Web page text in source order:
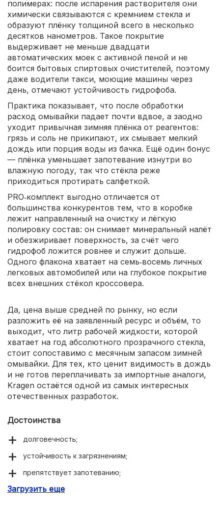
полимерах: после испарения растворителя они
химически связываются с кремнием стекла и
образуют плёнку толщиной всего в несколько
десятков нанометров. Такое покрытие
выдерживает не меньше двадцати
автоматических моек с активной пеной и не
боится бытовых спиртовых очистителей, поэтому
даже водители такси, моющие машины через
день, отмечают устойчивость гидрофоба.
Практика показывает, что после обработки
расход омывайки падает почти вдвое, а заодно
уходит привычная зимняя плёнка от реагентов:
грязь и соль не прикипают, их смывает мелкий
дождь или порция воды из бачка. Ещё один бонус
— плёнка уменьшает запотевание изнутри во
влажную погоду, так что стёкла реже
приходиться протирать салфеткой.
PRO‑комплект выгодно отличается от
большинства конкурентов тем, что в коробке
лежит направленный на очистку и лёгкую
полировку состав: он снимает минеральный налёт
и обезжиривает поверхность, за счёт чего
гидрофоб ложится ровнее и служит дольше.
Одного флакона хватает на семь‑восемь личных
легковых автомобилей или на глубокое покрытие
всех внешних стёкол кроссовера.
Да, цена выше средней по рынку, но если
разложить её на заявленный ресурс и объём, то
выходит, что литр рабочей жидкости, которой
хватает на год абсолютного прозрачного стекла,
стоит сопоставимо с месячным запасом зимней
омывайки. Для тех, кто ценит видимость в дождь
и не готов переплачивать за импортные аналоги,
Kragen остаётся одной из самых интересных
отечественных разработок.
Достоинства
долговечность;
устойчивость к загрязнениям;
препятствует запотеванию;
упрощает очистку стекла.
Загрузить еще